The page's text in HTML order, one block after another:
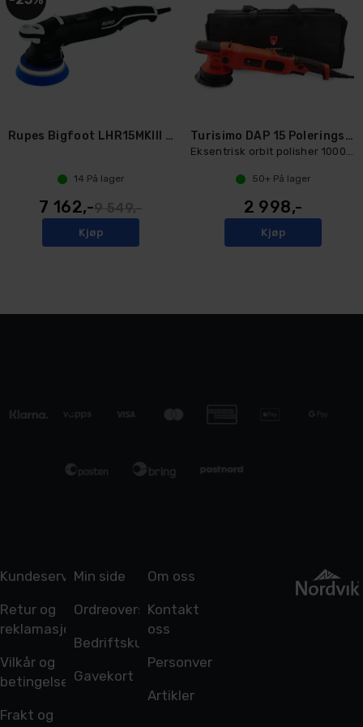
Rupes Bigfoot LHR15MKIII STD
14 På lager
7 162,-9 549,-
Kjøp
Turisimo DAP 15 Poleringsmaskin
Eksentrisk orbit polisher 1000W - 125mm
50+På lager
2 998,-
Kjøp
Kundeservice
Retur og
reklamasjon
Vilkår og
betingelser
Frakt og
Min side
Ordreoversikt
Bedriftskunde
Gavekort
Om oss
Kontakt
oss
Personvern
Artikler